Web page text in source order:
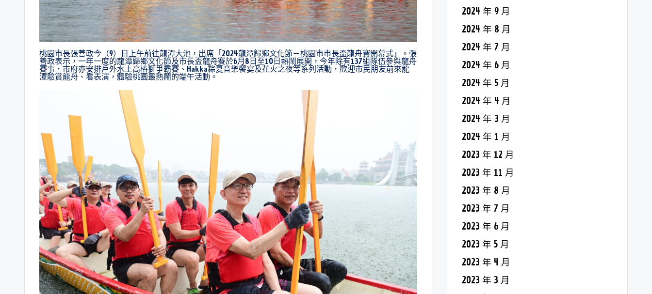
桃園市長張善政今（9）日上午前往龍潭大池，出席「2024龍潭歸鄉文化節－桃園市市長盃龍舟賽開幕式」。張
善政表示，一年一度的龍潭歸鄉文化節及市長盃龍舟賽於6月8日至10日熱鬧展開，今年除有137組隊伍參與龍舟
賽事，市府亦安排戶外水上高樁獅爭霸賽、Hakka粽夏音樂饗宴及花火之夜等系列活動，歡迎市民朋友前來龍
潭驗賞龍舟、看表演，體驗桃園最熱鬧的端午活動。
2024 年 9 月
2024 年 8 月
2024 年 7 月
2024 年 6 月
2024 年 5 月
2024 年 4 月
2024 年 3 月
2024 年 1 月
2023 年 12 月
2023 年 11 月
2023 年 8 月
2023 年 7 月
2023 年 6 月
2023 年 5 月
2023 年 4 月
2023 年 3 月